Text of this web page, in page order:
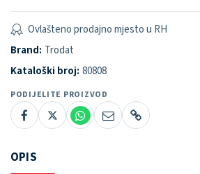
Ovlašteno prodajno mjesto u RH
Brand: Trodat
Kataloški broj: 80808
PODIJELITE PROIZVOD
OPIS